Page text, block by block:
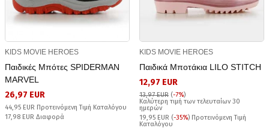
KIDS MOVIE HEROES
Παιδικές Μπότες SPIDERMAN
MARVEL
26,97 EUR
44,95 EUR Προτεινόμενη Τιμή Καταλόγου
17,98 EUR Διαφορά
KIDS MOVIE HEROES
Παιδικά Μποτάκια LILO STITCH
12,97 EUR
13,97 EUR (-7%)
Καλύτερη τιμή των τελευταίων 30
ημερών
19,95 EUR (-35%) Προτεινόμενη Τιμή
Καταλόγου